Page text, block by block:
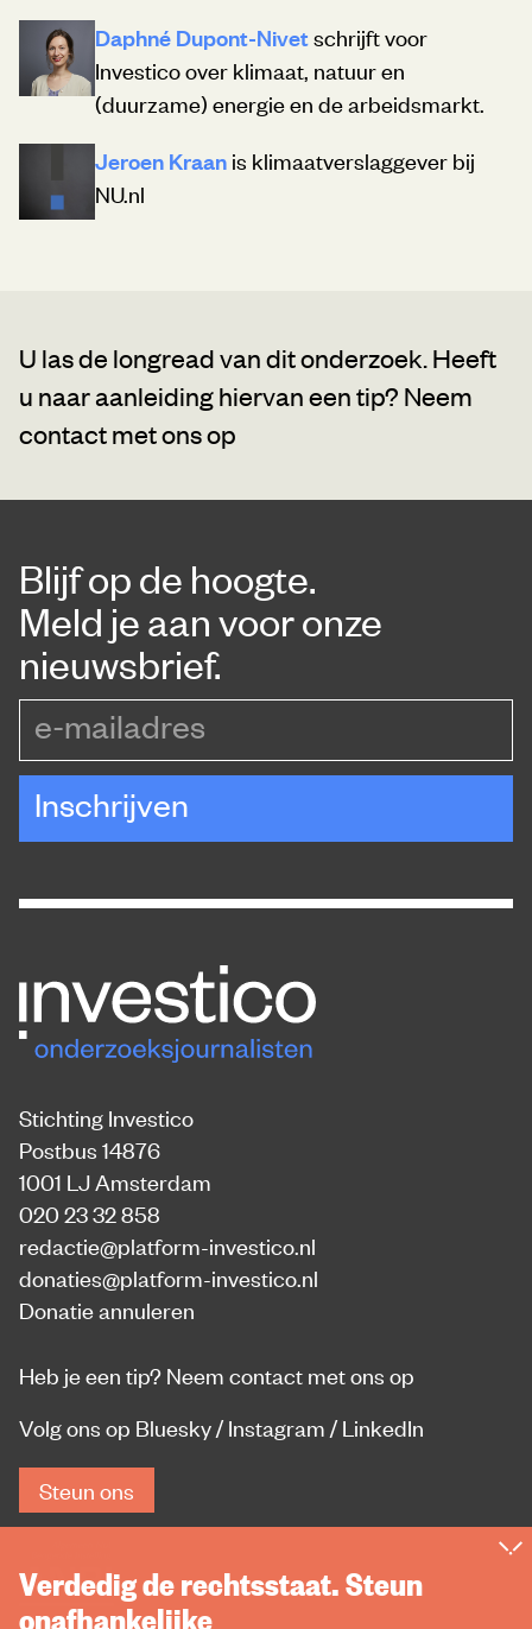
Daphné Dupont-Nivetschrijft voor
Investico over klimaat, natuur en
(duurzame) energie en de arbeidsmarkt.
Jeroen Kraan is klimaatverslaggever bij
NU.nl
U las de longread van dit onderzoek. Heeft
u naar aanleiding hiervan een tip? Neem
contact met ons op
Blijf op de hoogte.
Meld je aan voor onze
nieuwsbrief.
Inschrijven
Stichting Investico
Postbus 14876
1001 LJ Amsterdam
020 23 32 858
redactie@platform-investico.nl
donaties@platform-investico.nl
Donatie annuleren
Heb je een tip? Neem contact met ons op
Volg ons op Bluesky/ Instagram / LinkedIn
Steun ons
Verdedig de rechtsstaat. Steun
onafhankelijke